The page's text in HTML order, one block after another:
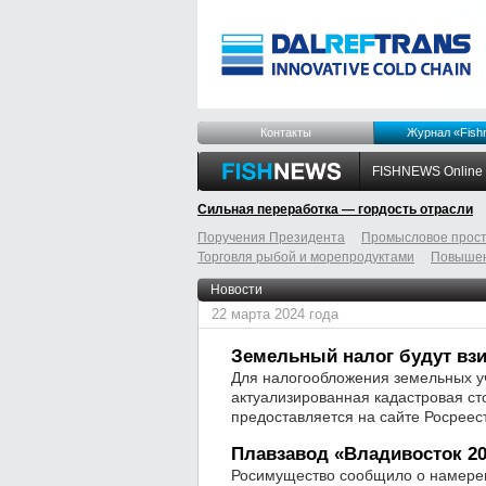
Контакты Журнал
FISHNEWS Online
Сильная переработка — гордость отрасли
Поручения Президента
Промысловое
Торговля рыбой и морепродуктами
Новости
22 марта 2024 года
Земельный налог будут
Для налогообложения земельных
актуализированная кадастровая
предоставляется на сайте
Плавзавод «Владивосток
Росимущество сообщило о